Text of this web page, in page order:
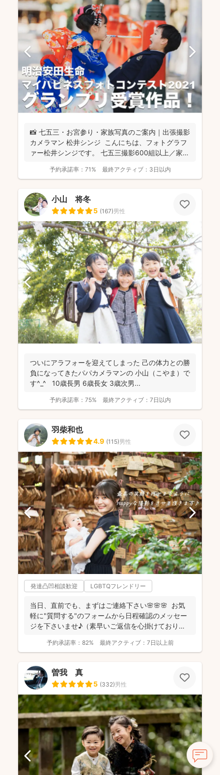
📸 七五三・お宮参り・家族写真のご案内｜出張撮影
カメラマン 松井シンジ こんにちは、フォトグラフ
ァー松井シンジです。 七五三撮影600組以上／家
予約承諾率： 71% 最終アクティブ： 3日以内
小山 将冬
5 (167)男性
ついにアラフォーを迎えてしまった 己の体力との勝
負になってきたパパカメラマンの 小山（こやま）で
す^_^ 10歳長男 6歳長女 3歳次男...
予約承諾率： 75% 最終アクティブ： 7日以内
羽柴和也
4.9 (115)男性
発達凸凹相談歓迎 LGBTQフレンドリー
当日、直前でも、まずはご連絡下さい🌸🌸🌸 お気
軽に"質問する"のフォームから日程確認のメッセー
ジを下さいませ♪（素早いご返信を心掛けておりま
予約承諾率： 82% 最終アクティブ： 7日以上前
曽我 真
5 (332)男性